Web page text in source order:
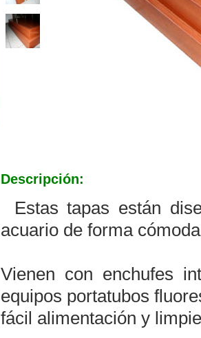
Descripción:
Estas tapas están
acuario de forma
Vienen con enchufes
equipos portatubos
fácil alimentación y